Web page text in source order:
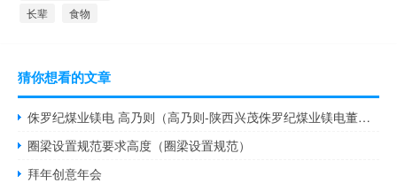
长辈 食物
猜你想看的文章
侏罗纪煤业镁电 高乃则（高乃则-陕西兴茂侏罗纪煤业镁电董事长介绍）
圈梁设置规范要求高度（圈梁设置规范）
拜年创意年会